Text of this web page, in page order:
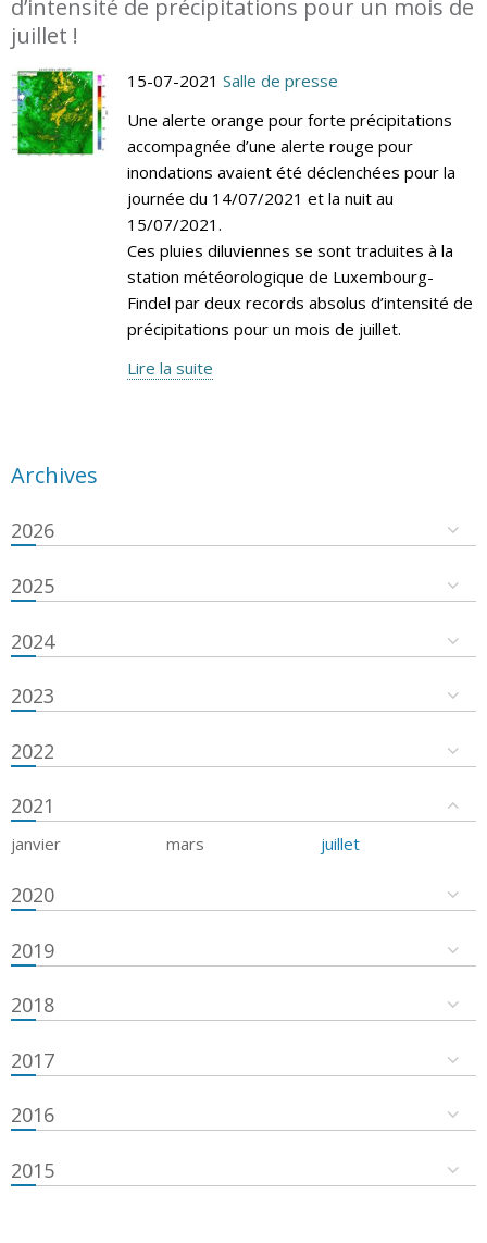
d’intensité de précipitations pour un mois de
juillet !
15-07-2021 Salle de presse
Une alerte orange pour forte précipitations
accompagnée d’une alerte rouge pour
inondations avaient été déclenchées pour la
journée du 14/07/2021 et la nuit au
15/07/2021.
Ces pluies diluviennes se sont traduites à la
station météorologique de Luxembourg-
Findel par deux records absolus d’intensité de
précipitations pour un mois de juillet.
Lire la suite
Archives
2026
2025
2024
2023
2022
2021
janvier mars juillet
2020
2019
2018
2017
2016
2015